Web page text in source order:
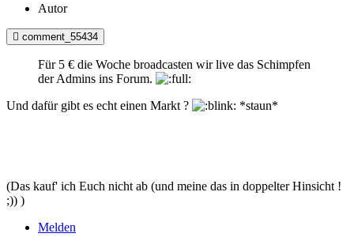
Autor
comment_55434
Für 5 € die Woche broadcasten wir live das Schimpfen
der Admins ins Forum.
Und dafür gibt es echt einen Markt ?
*staun*
(Das kauf' ich Euch nicht ab (und meine das in doppelter Hinsicht !
;)) )
Melden